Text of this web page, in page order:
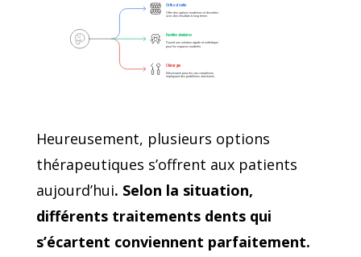
Orthodontie
Offre des options modernes et discrètes
avec des résultats à long terme.
Facettes dentaires
Fournit une solution rapide et esthétique
pour les espaces modérés.
Chirurgie
Nécessaire pour les cas complexes
impliquant des problèmes structurels.
Heureusement, plusieurs options
thérapeutiques s’offrent aux patients
aujourd’hui. Selon la situation,
différents traitements dents qui
s’écartent conviennent parfaitement.